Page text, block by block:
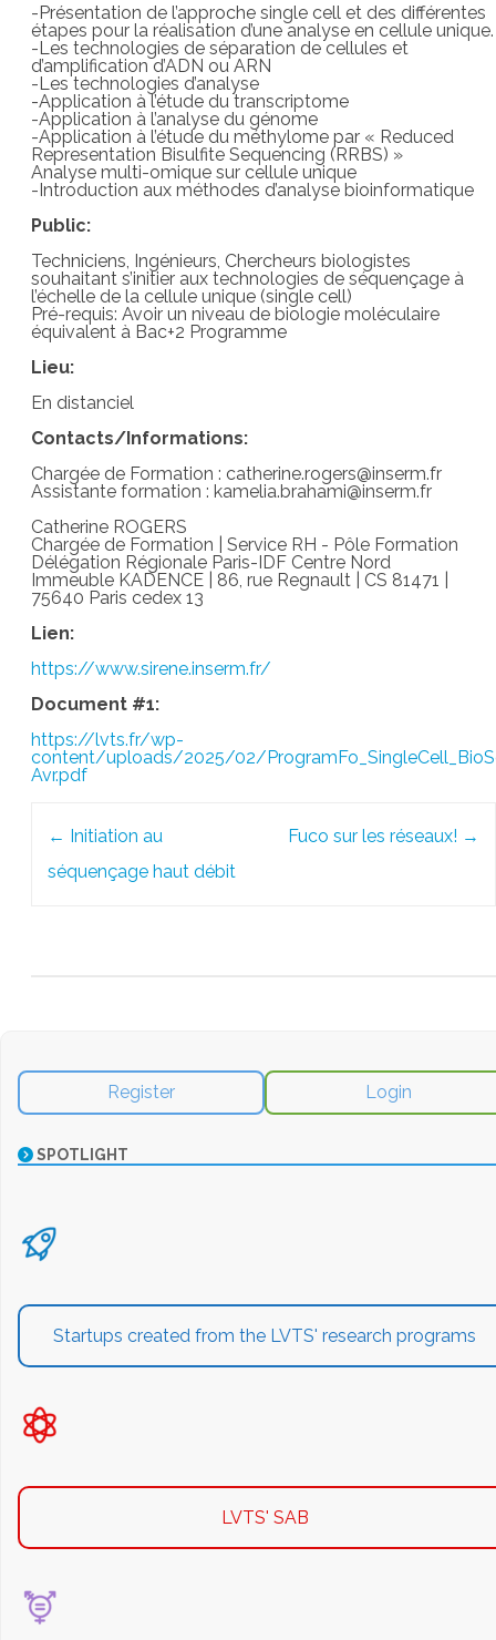
-Présentation de l’approche single cell et des différentes
étapes pour la réalisation d’une analyse en cellule unique.
-Les technologies de séparation de cellules et
d’amplification d’ADN ou ARN
-Les technologies d’analyse
-Application à l’étude du transcriptome
-Application à l’analyse du génome
-Application à l’étude du méthylome par « Reduced
Representation Bisulfite Sequencing (RRBS) »
Analyse multi-omique sur cellule unique
-Introduction aux méthodes d’analyse bioinformatique
Public:
Techniciens, Ingénieurs, Chercheurs biologistes
souhaitant s’initier aux technologies de séquençage à
l’échelle de la cellule unique (single cell)
Pré-requis: Avoir un niveau de biologie moléculaire
équivalent à Bac+2 Programme
Lieu:
En distanciel
Contacts/Informations:
Chargée de Formation : catherine.rogers@inserm.fr
Assistante formation : kamelia.brahami@inserm.fr
Catherine ROGERS
Chargée de Formation | Service RH - Pôle Formation
Délégation Régionale Paris-IDF Centre Nord
Immeuble KADENCE | 86, rue Regnault | CS 81471 |
75640 Paris cedex 13
Lien:
https://www.sirene.inserm.fr/
Document #1:
https://lvts.fr/wp-
content/uploads/2025/02/
Avr.pdf
← Initiation au
séquençage haut débit
Fuco sur les réseaux! →
Register Login
SPOTLIGHT
Startups created from the LVTS' research programs
LVTS' SAB